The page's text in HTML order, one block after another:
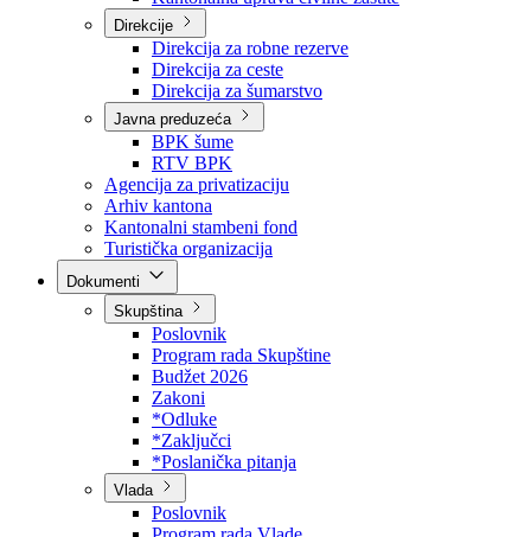
Uprave
Kantonalna uprava za inspekcijske poslove
Kantonalna uprava civilne zaštite
Direkcije
Direkcija za robne rezerve
Direkcija za ceste
Direkcija za šumarstvo
Javna preduzeća
BPK šume
RTV BPK
Agencija za privatizaciju
Arhiv kantona
Kantonalni stambeni fond
Turistička organizacija
Skupština
Poslovnik
Program rada Skupštine
Budžet 2026
Zakoni
*Odluke
*Zaključci
*Poslanička pitanja